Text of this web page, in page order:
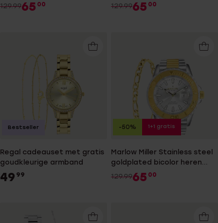
19cm
129.9965 00
129.9965 00
Regal cadeauset met gratis
goudkleurige armband
49 99
Bestseller
Marlow Miller Stainless steel
goldplated bicolor heren
horloge set met armband
129.9965 00
-50% 1+1 gratis